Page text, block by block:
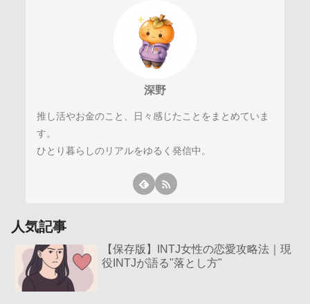
深野
推し活やお金のこと、日々感じたことをまとめていま
す。
ひとり暮らしのリアルをゆるく発信中。
人気記事
【保存版】INTJ女性の恋愛攻略法｜現
役INTJが語る"落とし方"